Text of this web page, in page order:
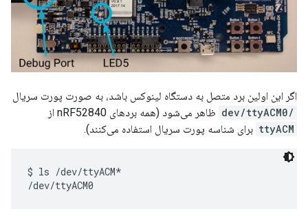
اگر این اولین برد متصل به دستگاه لینوکس باشد، به صورت پورت سریال
/dev/ttyACM0
ظاهر می‌شود (همه بردهای nRF52840 از
ttyACM برای شناسه پورت سریال استفاده می‌کنند).
$ ls /dev/ttyACM*